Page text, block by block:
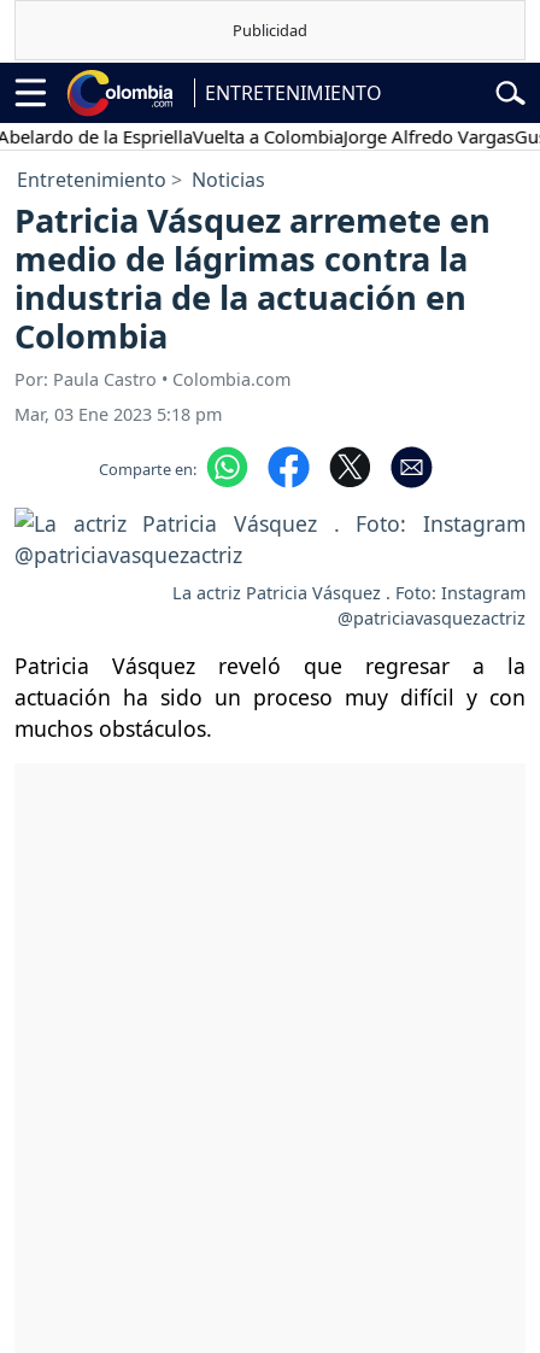
ENTRETENIMIENTO
de la EspriellaVuelta a ColombiaJorge Alfredo Vargas
Entretenimiento Noticias
Patricia Vásquez arremete en
medio de lágrimas contra la
industria de la actuación en
Colombia
Por: Paula Castro • Colombia.com
Mar, 03 Ene 2023 5:18 pm
Comparte en:
La actriz Patricia Vásquez . Foto: Instagram
@patriciavasquezactriz
Patricia Vásquez reveló que regresar a la
actuación ha sido un proceso muy difícil y con
muchos obstáculos.